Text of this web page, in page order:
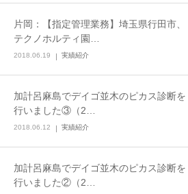
片岡：【指定管理業務】埼玉県行田市、
テクノホルティ園…
2018.06.19 実績紹介
加計呂麻島でデイゴ並木のピカス診断を
行いました③（2…
2018.06.12 実績紹介
加計呂麻島でデイゴ並木のピカス診断を
行いました②（2…